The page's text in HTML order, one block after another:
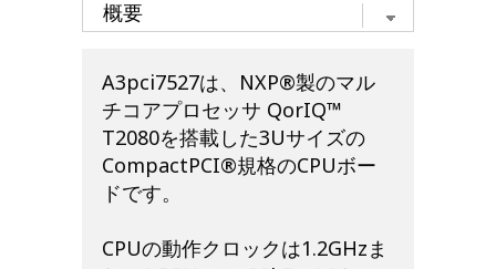
A3pci7527は、NXP®製のマル
チコアプロセッサ QorIQ™
T2080を搭載した3Uサイズの
CompactPCI®規格のCPUボー
ドです。
CPUの動作クロックは1.2GHzま